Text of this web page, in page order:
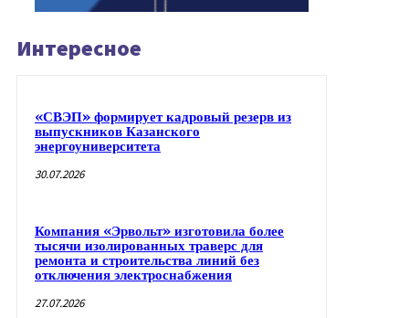
Интересное
«СВЭП» формирует кадровый резерв из
выпускников Казанского
энергоуниверситета
30.07.2026
Компания «Эрвольт» изготовила более
тысячи изолированных траверс для
ремонта и строительства линий без
отключения электроснабжения
27.07.2026